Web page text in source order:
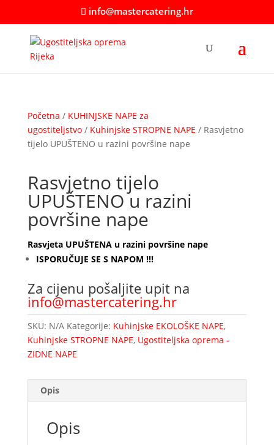
info@mastercatering.hr
Početna / KUHINJSKE NAPE za
ugostiteljstvo/ Kuhinjske STROPNE NAPE / Rasvjetno
tijelo UPUŠTENO u razini površine nape
Rasvjetno tijelo
UPUŠTENO u razini
površine nape
Rasvjeta UPUŠTENA u razini površine nape
ISPORUČUJE SE S NAPOM !!!
Za cijenu pošaljite upit na
info@mastercatering.hr
SKU: N/A Kategorije: Kuhinjske EKOLOŠKE NAPE,
Kuhinjske STROPNE NAPE, Ugostiteljska oprema -
ZIDNE NAPE
Opis
Opis